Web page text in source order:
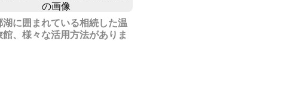
湖に囲まれている相続した温
館、様々な活用方法がありま